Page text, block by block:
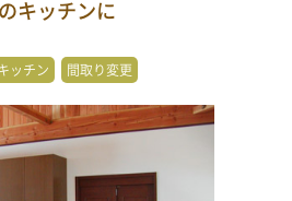
キッチンに
ッチン 間取り変更